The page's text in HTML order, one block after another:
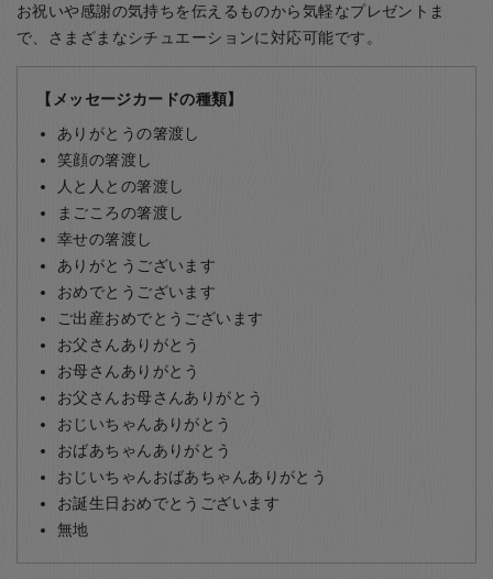
お祝いや感謝の気持ちを伝えるものから気軽なプレゼントま
で、さまざまなシチュエーションに対応可能です。
【メッセージカードの種類】
ありがとうの箸渡し
笑顔の箸渡し
人と人との箸渡し
まごころの箸渡し
幸せの箸渡し
ありがとうございます
おめでとうございます
ご出産おめでとうございます
お父さんありがとう
お母さんありがとう
お父さんお母さんありがとう
おじいちゃんありがとう
おばあちゃんありがとう
おじいちゃんおばあちゃんありがとう
お誕生日おめでとうございます
無地